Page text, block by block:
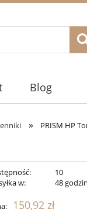
Blog
» PRISM HP
10
w:
48 godzin
150,92 zł